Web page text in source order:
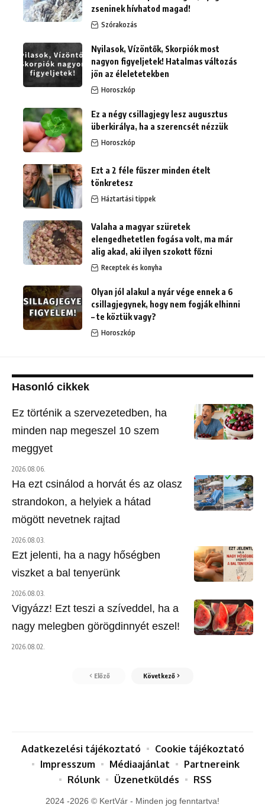
zseninek hívhatod magad!
Szórakozás
Nyilasok, Vízöntők, Skorpiók most
nagyon figyeljetek! Hatalmas változás
jön az éleletetekben
Horoszkóp
Ez a négy csillagjegy lesz augusztus
überkirálya, ha a szerencsét nézzük
Horoszkóp
Ezt a 2 féle fűszer minden ételt
tönkretesz
Háztartási tippek
Valaha a magyar szüretek
elengedhetetlen fogása volt, ma már
alig akad, aki ilyen szokott főzni
Receptek és konyha
Olyan jól alakul a nyár vége ennek a 6
csillagjegynek, hogy nem fogják elhinni
– te köztük vagy?
Horoszkóp
Hasonló cikkek
Ez történik a szervezetedben, ha
minden nap megeszel 10 szem
meggyet
2026.08.06.
Ha ezt csinálod a horvát és az olasz
strandokon, a helyiek a hátad
mögött nevetnek rajtad
2026.08.03.
Ezt jelenti, ha a nagy hőségben
viszket a bal tenyerünk
2026.08.03.
Vigyázz! Ezt teszi a szíveddel, ha a
nagy melegben görögdinnyét eszel!
2026.08.02.
Előző Következő
2024 -2026 © KertVár - Minden jog fenntartva!
Adatkezelési tájékoztató
Cookie tájékoztató
Impresszum
Médiaajánlat
Partnereink
Rólunk
Üzenetküldés RSS